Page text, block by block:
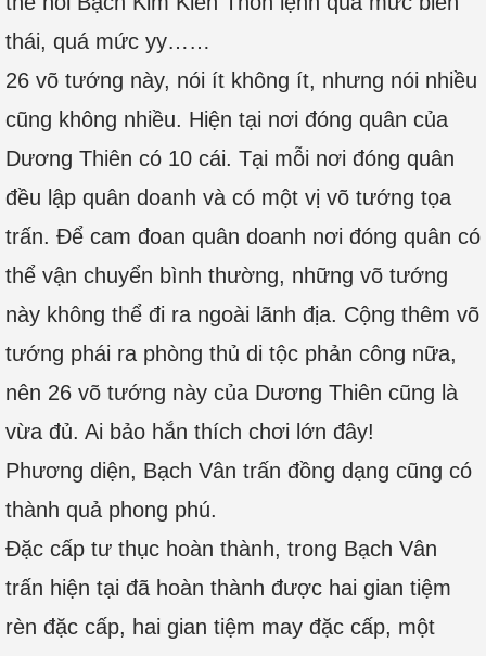
thái, quá mức yy……
26 võ tướng này, nói ít không ít, nhưng nói nhiều
cũng không nhiều. Hiện tại nơi đóng quân của
Dương Thiên có 10 cái. Tại mỗi nơi đóng quân
đều lập quân doanh và có một vị võ tướng tọa
trấn. Để cam đoan quân doanh nơi đóng quân có
thể vận chuyển bình thường, những võ tướng
này không thể đi ra ngoài lãnh địa. Cộng thêm võ
tướng phái ra phòng thủ di tộc phản công nữa,
nên 26 võ tướng này của Dương Thiên cũng là
vừa đủ. Ai bảo hắn thích chơi lớn đây!
Phương diện, Bạch Vân trấn đồng dạng cũng có
thành quả phong phú.
Đặc cấp tư thục hoàn thành, trong Bạch Vân
trấn hiện tại đã hoàn thành được hai gian tiệm
rèn đặc cấp, hai gian tiệm may đặc cấp, một